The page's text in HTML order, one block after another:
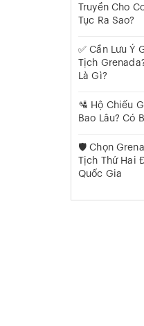
Truyền Cho
Tục Ra Sao?
✅ Cần Lưu Ý
Tịch
Là Gì?
🛂 Hộ Chiếu
Bao Lâu? Có
🛡️ Chọn
Tịch Thứ Hai
Quốc Gia